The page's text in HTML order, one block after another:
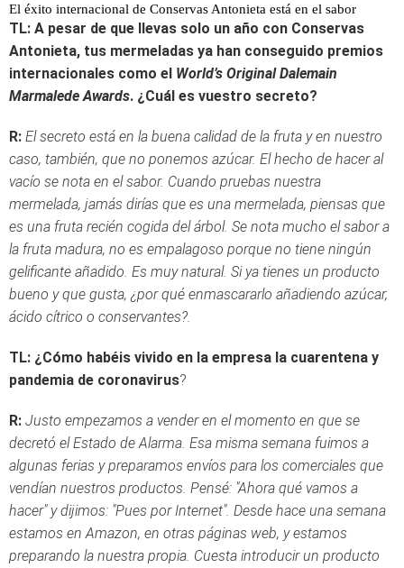
El éxito internacional de Conservas Antonieta está en el sabor
TL: A pesar de que llevas solo un año con Conservas
Antonieta, tus mermeladas ya han conseguido premios
internacionales como el World’s Original Dalemain
Marmalede Awards. ¿Cuál es vuestro secreto?
R: El secreto está en la buena calidad de la fruta y en nuestro
caso, también, que no ponemos azúcar. El hecho de hacer al
vacío se nota en el sabor. Cuando pruebas nuestra
mermelada, jamás dirías que es una mermelada, piensas que
es una fruta recién cogida del árbol. Se nota mucho el sabor a
la fruta madura, no es empalagoso porque no tiene ningún
gelificante añadido. Es muy natural. Si ya tienes un producto
bueno y que gusta, ¿por qué enmascararlo añadiendo azúcar,
ácido cítrico o conservantes?.
TL: ¿Cómo habéis vivido en la empresa la cuarentena y
pandemia de coronavirus?
R: Justo empezamos a vender en el momento en que se
decretó el Estado de Alarma. Esa misma semana fuimos a
algunas ferias y preparamos envíos para los comerciales que
vendían nuestros productos. Pensé: "Ahora qué vamos a
hacer" y dijimos: "Pues por Internet". Desde hace una semana
estamos en Amazon, en otras páginas web, y estamos
preparando la nuestra propia. Cuesta introducir un producto